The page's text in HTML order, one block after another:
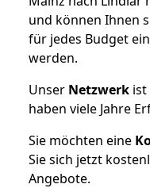
und können Ihnen
für jedes Budget
werden.
Unser Netzwerk
haben viele Jahre
Sie möchten eine
Sie sich jetzt
Angebote.